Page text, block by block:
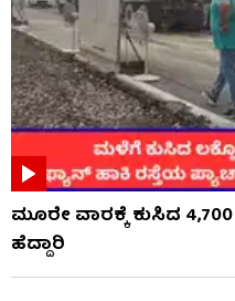
ಮೂರೇ ವಾರಕ್ಕೆ ಕುಸಿದ
ಹೆದ್ದಾರಿ